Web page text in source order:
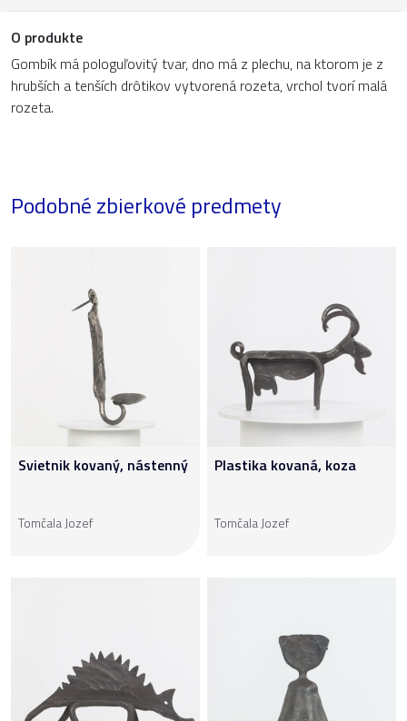
O produkte
Gombík má pologuľovitý tvar, dno má z plechu, na ktorom je z
hrubších a tenších drôtikov vytvorená rozeta, vrchol tvorí malá
rozeta.
Podobné zbierkové predmety
Svietnik kovaný, nástenný
Tomčala Jozef
Plastika kovaná, koza
Tomčala Jozef